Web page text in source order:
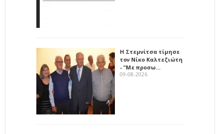
Η Στεμνίτσα τίμησε
τον Νίκο Καλτεζιώτη
- "Με προσω…
09-08-2026